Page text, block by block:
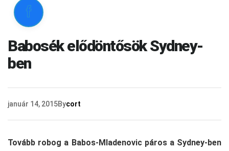

Babosék elődöntősök Sydney-
ben
január 14, 2015Bycort
Tovább robog a Babos-Mladenovic páros a Sydney-ben